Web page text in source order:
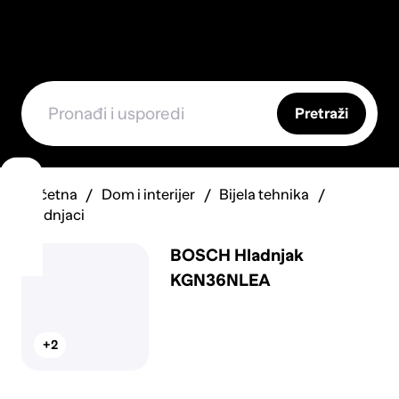
Pretraži
Početna Dom i interijer
Bijela tehnika
Hladnjaci
+2
BOSCH Hladnjak
KGN36NLEA